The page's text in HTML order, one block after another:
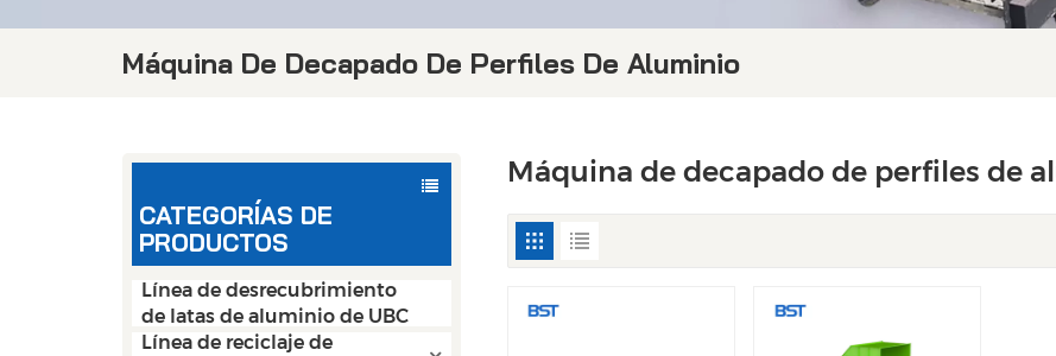
Máquina De Decapado De Perfiles De Aluminio
CATEGORÍAS DE
PRODUCTOS
Línea de desrecubrimiento
de latas de aluminio de UBC
Línea de reciclaje de
Máquina de decapado de perfiles de